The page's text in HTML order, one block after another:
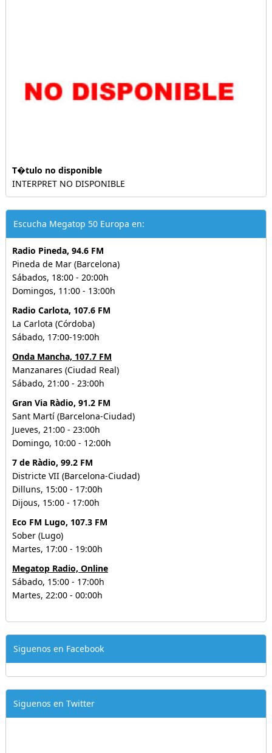
T�tulo no disponible
INTERPRET NO DISPONIBLE
Escucha Megatop 50 Europa en:
Radio Pineda, 94.6 FM
Pineda de Mar (Barcelona)
Sábados, 18:00 - 20:00h
Domingos, 11:00 - 13:00h
Radio Carlota, 107.6 FM
La Carlota (Córdoba)
Sábado, 17:00-19:00h
Onda Mancha, 107.7 FM
Manzanares (Ciudad Real)
Sábado, 21:00 - 23:00h
Gran Via Ràdio, 91.2 FM
Sant Martí (Barcelona-Ciudad)
Jueves, 21:00 - 23:00h
Domingo, 10:00 - 12:00h
7 de Ràdio, 99.2 FM
Districte VII (Barcelona-Ciudad)
Dilluns, 15:00 - 17:00h
Dijous, 15:00 - 17:00h
Eco FM Lugo, 107.3 FM
Sober (Lugo)
Martes, 17:00 - 19:00h
Megatop Radio, Online
Sábado, 15:00 - 17:00h
Martes, 22:00 - 00:00h
Siguenos en Facebook
Siguenos en Twitter